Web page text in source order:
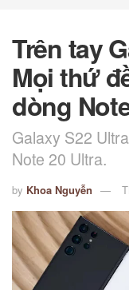
Trên tay
Mọi thứ
dòng
Galaxy S22
Note 20 Ultra.
by Khoa Nguyễn